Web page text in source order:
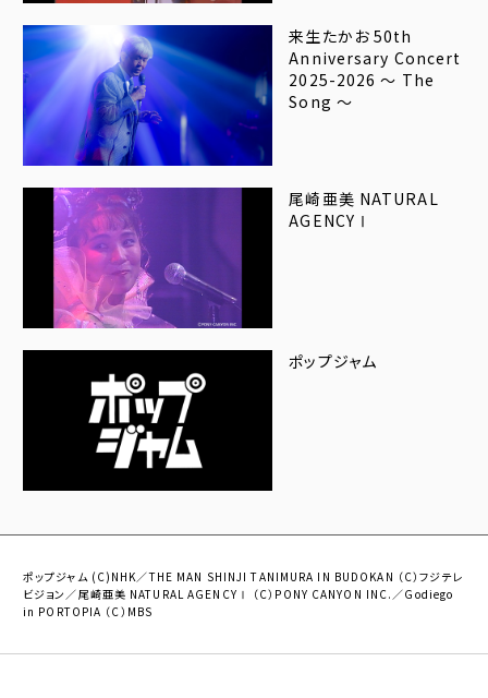
来生たかお 50th
Anniversary Concert
2025-2026 ～ The
Song ～
尾崎亜美 NATURAL
AGENCYⅠ
ポップジャム
ポップジャム (C)NHK／THE MAN SHINJI TANIMURA IN BUDOKAN （C）フジテレ
ビジョン／尾崎亜美 NATURAL AGENCYⅠ （C）PONY CANYON INC.／Godiego
in PORTOPIA （C）MBS